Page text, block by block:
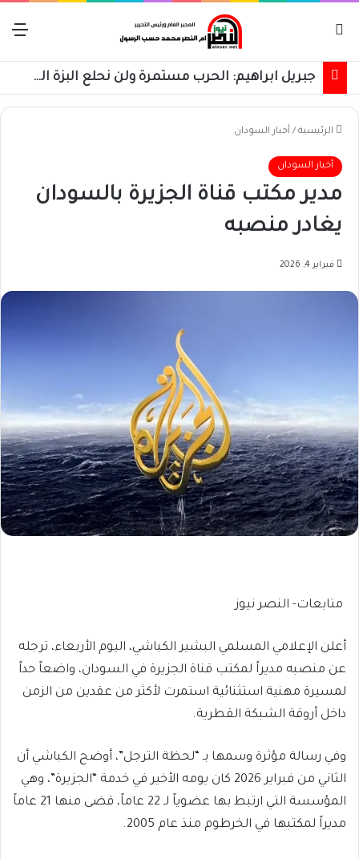
جبريل ابراهيم: الحرب مستمرة ولن نحلع البزة العسكرية حتى استعادة كامل البلاد
الرئيسية / أخبار السودان
أخبار السودان
مدير مكتب قناة الجزيرة بالسودان
يغادر منصبه
فبراير 4, 2026
​ متابعات- النصر نيوز
​أعلن الإعلامي المسلمي البشير الكباشي، اليوم الأربعاء، ترجله
عن منصبه مديراً لمكتب قناة الجزيرة في السودان، واضعاً حداً
لمسيرة مهنية استثنائية استمرت لأكثر من عقدين من الزمن
داخل أروقة الشبكة القطرية.
​وفي رسالة مؤثرة وسمها بـ “لحظة الترجل”، أوضح الكباشي أن
الثاني من فبراير 2026 كان يومه الأخير في خدمة “الجزيرة”، وهي
المؤسسة التي ارتبط بها عضوياً لـ 22 عاماً، قضى منها 21 عاماً
مديراً لمكتبها في الخرطوم منذ عام 2005.